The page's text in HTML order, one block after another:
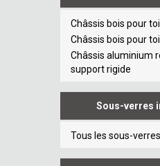
Châssis bois pour
Châssis bois pour
Châssis aluminium
support rigide
Sous-verres
Tous les sous-verres